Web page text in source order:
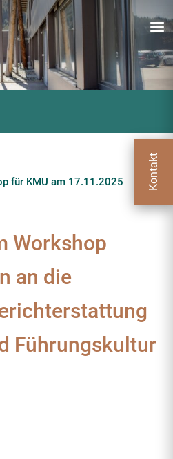
Kontakt
für KMU am 17.11.2025
Workshop
an die
Führungskultur